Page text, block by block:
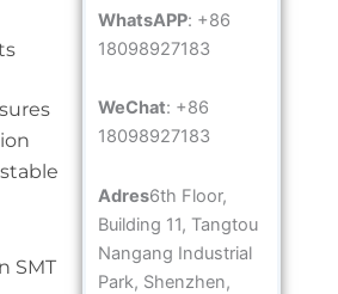
SMT
WhatsAPP: +86
18098927183
WeChat: +86
18098927183
Adres6th Floor,
Building 11, Tangtou
Nangang Industrial
Park, Shenzhen,